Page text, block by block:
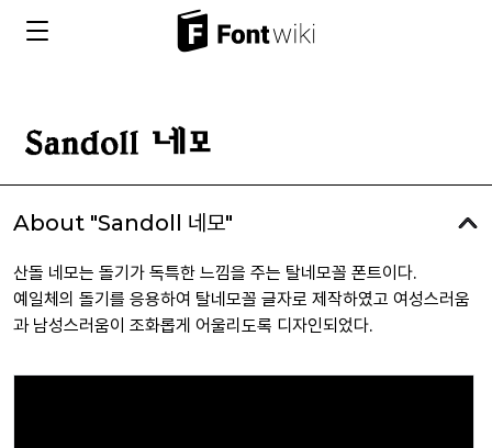
About "Sandoll 네모"
산돌 네모는 돌기가 독특한 느낌을 주는 탈네모꼴 폰트이다.
예일체의 돌기를 응용하여 탈네모꼴 글자로 제작하였고 여성스러움
과 남성스러움이 조화롭게 어울리도록 디자인되었다.